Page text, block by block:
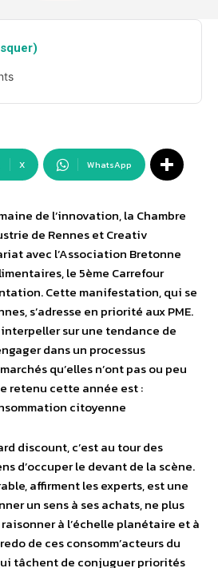
X WhatsApp
de l’innovation, la Chambre
de Rennes et Creativ
avec l’Association Bretonne
le 5ème Carrefour
Cette manifestation, qui se
s’adresse en priorité aux PME.
sur une tendance de
dans un processus
qu’elles n’ont pas ou peu
retenu cette année est :
citoyenne
discount, c’est au tour des
d’occuper le devant de la scène.
affirment les experts, est une
un sens à ses achats, ne plus
à l’échelle planétaire et à
de ces consomm’acteurs du
tâchent de conjuguer priorités